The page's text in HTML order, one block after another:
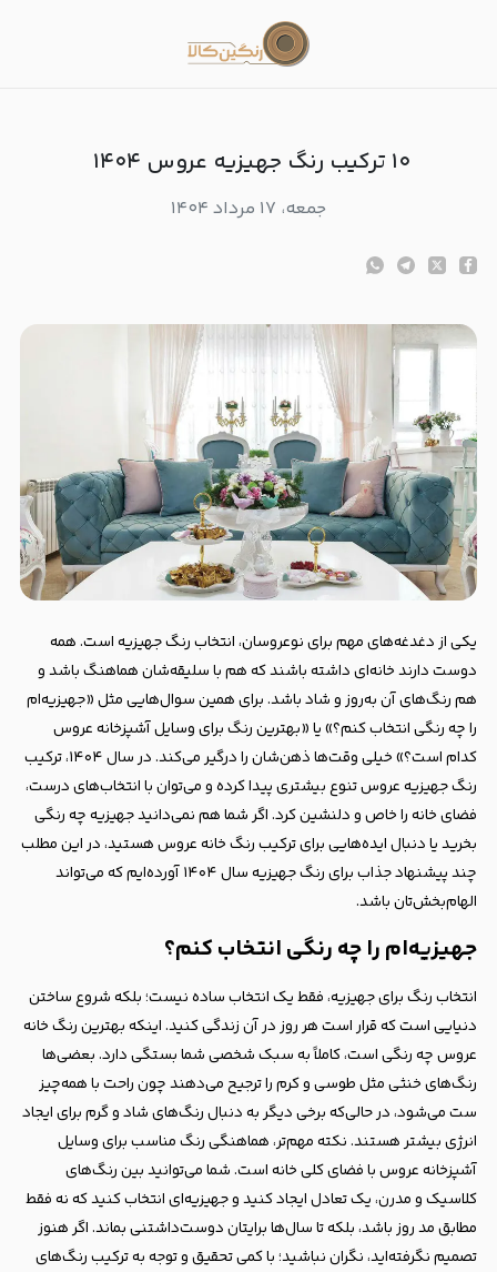
۱۰ ترکیب رنگ جهیزیه عروس ۱۴۰۴
جمعه، ۱۷ مرداد ۱۴۰۴
یکی از دغدغه‌های مهم برای نوعروسان، انتخاب رنگ جهیزیه است. همه
دوست دارند خانه‌ای داشته باشند که هم با سلیقه‌شان هماهنگ باشد و
هم رنگ‌های آن به‌روز و شاد باشد. برای همین سوال‌هایی مثل «جهیزیه‌ام
را چه رنگی انتخاب کنم؟» یا «بهترین رنگ برای وسایل آشپزخانه عروس
کدام است؟» خیلی وقت‌ها ذهن‌شان را درگیر می‌کند. در سال ۱۴۰۴، ترکیب
رنگ جهیزیه عروس تنوع بیشتری پیدا کرده و می‌توان با انتخاب‌های درست،
فضای خانه را خاص و دلنشین کرد. اگر شما هم نمی‌دانید جهیزیه چه رنگی
بخرید یا دنبال ایده‌هایی برای ترکیب رنگ خانه عروس هستید، در این مطلب
چند پیشنهاد جذاب برای رنگ جهیزیه سال ۱۴۰۴ آورده‌ایم که می‌تواند
الهام‌بخش‌تان باشد.
جهیزیه‌ام را چه رنگی انتخاب کنم؟
انتخاب رنگ برای جهیزیه، فقط یک انتخاب ساده نیست؛ بلکه شروع ساختن
دنیایی است که قرار است هر روز در آن زندگی کنید. اینکه بهترین رنگ خانه
عروس چه رنگی است، کاملاً به سبک شخصی شما بستگی دارد. بعضی‌ها
رنگ‌های خنثی مثل طوسی و کرم را ترجیح می‌دهند چون راحت با همه‌چیز
ست می‌شود، در حالی‌که برخی دیگر به دنبال رنگ‌های شاد و گرم برای ایجاد
انرژی بیشتر هستند. نکته مهم‌تر، هماهنگی رنگ مناسب برای وسایل
آشپزخانه عروس با فضای کلی خانه است. شما می‌توانید بین رنگ‌های
کلاسیک و مدرن، یک تعادل ایجاد کنید و جهیزیه‌ای انتخاب کنید که نه فقط
مطابق مد روز باشد، بلکه تا سال‌ها برایتان دوست‌داشتنی بماند. اگر هنوز
تصمیم نگرفته‌اید، نگران نباشید؛ با کمی تحقیق و توجه به ترکیب رنگ‌های